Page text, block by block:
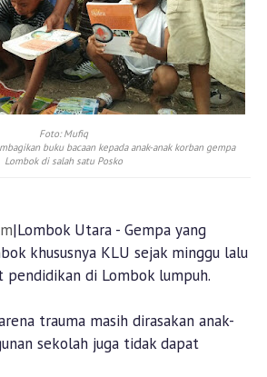
Foto: Mufiq
buku bacaan kepada anak-anak korban gempa
Lombok di salah satu Posko
|Lombok Utara - Gempa yang
khususnya KLU sejak minggu lalu
di Lombok lumpuh.
trauma masih dirasakan anak-
sekolah juga tidak dapat